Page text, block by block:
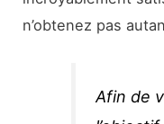
n’obtenez pas
Afin de